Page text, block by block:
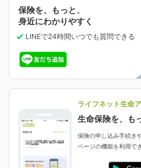
選ばれる理由・評判
ライフネット生命の特長
ライフネット生命が選ばれる理
評判・口コミ
ご契約者さまに聞きました！
申し込みガイド
ご契約の流れと必要書類
女性保険
就業不能保険
就業不能状態に備える
認知症・MCIに備える
お客さま情報の確認・変更
保険料の支払い方法の変更
中断したお申し込みの再開
お申し込み後の状況確認
減額・解約・追加契約の申
ご契約者さま向け各種お手続き
保険金・給付金のご請求
業績・財務情報
保険金等の支払状況
採用情報
生命保険マニフェスト
ライフネット生命のCMページ
保険相談サービス
よくあるご質問
資料請求
保険を、もっと、
身近にわかりやすく
LINEで24時間いつでも質問できる
ライフネット生命
生命保険を、も
保険の申し込み手続き
ページの機能を利用で